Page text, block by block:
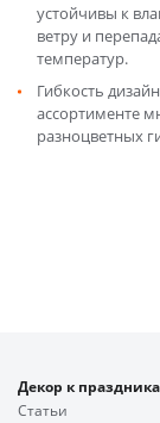
устойчивы к
ветру и
температур.
Гибкость
ассортименте
разноцветных
Декор к
Статьи